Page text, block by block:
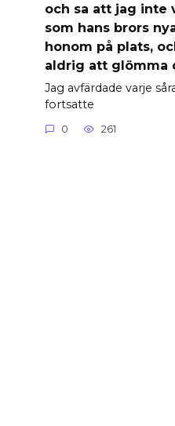
och sa att jag inte
som hans brors
honom på plats,
aldrig att glömma
Jag avfärdade varje
fortsatte
0 261